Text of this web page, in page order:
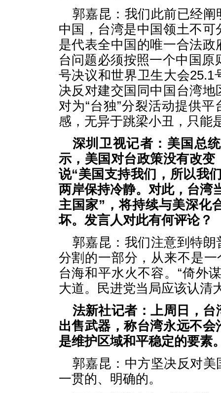
郭嘉昆：我们此前已经
中国，台湾是中国领土不
是代表全中国的唯一合法
台问题必须按照一个中国
号决议和世界卫生大会
决反对建交国同中国台湾
对为“台独”分裂活动提供
感，无异于跳梁小丑，只能
深圳卫视记者：美国总
示，美国对台政策没有改
说“美国支持我们，所以我
两岸保持冷静。对此，台湾
主国家”，将持续与美深化
坏。发言人对此有何评论？
郭嘉昆：我们注意到特
分割的一部分，从来不是
台海和平水火不容。“倚外
大道。民进党当局应该认清
法新社记者：上周日，
出售武器，称台湾永远不
是维护区域和平稳定的要素
郭嘉昆：中方坚决反对
一贯的、明确的。